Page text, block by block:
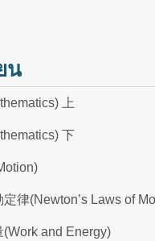
น
上
下
律(Newton’s Laws of
and Energy)